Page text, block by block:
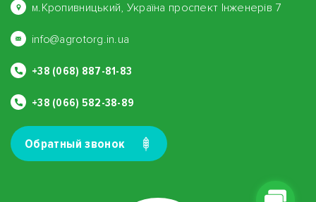
м.Кропивницький, Україна проспект Інженерів 7
info@agrotorg.in.ua
+38 (068) 887-81-83
+38 (066) 582-38-89
Обратный звонок